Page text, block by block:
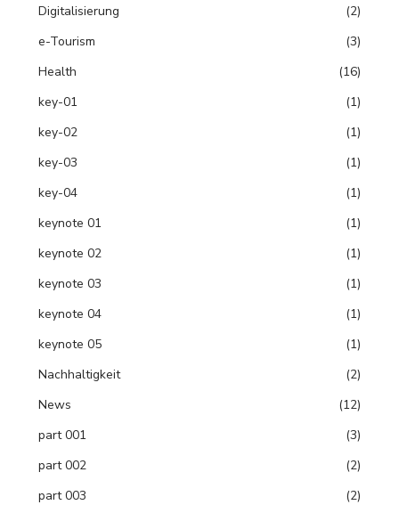
Digitalisierung
(2)
e-Tourism
(3)
Health
(16)
key-01
(1)
key-02
(1)
key-03
(1)
key-04
(1)
keynote 01
(1)
keynote 02
(1)
keynote 03
(1)
keynote 04
(1)
keynote 05
(1)
Nachhaltigkeit
(2)
News
(12)
part 001
(3)
part 002
(2)
part 003
(2)